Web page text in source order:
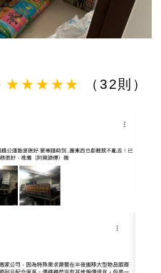
★★★★★ （32則）